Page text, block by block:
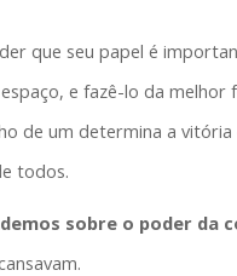
que seu papel é
e fazê-lo da melhor
de um determina a
todos.
sobre o poder da